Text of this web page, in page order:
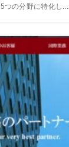
つの分野に特化し...